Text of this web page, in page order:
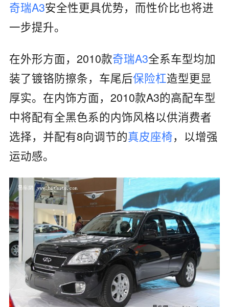
奇瑞A3安全性更具优势，而性价比也将进
一步提升。
在外形方面，2010款奇瑞A3全系车型均加
装了镀铬防擦条，车尾后保险杠造型更显
厚实。在内饰方面，2010款A3的高配车型
中将配有全黑色系的内饰风格以供消费者
选择，并配有8向调节的真皮座椅，以增强
运动感。